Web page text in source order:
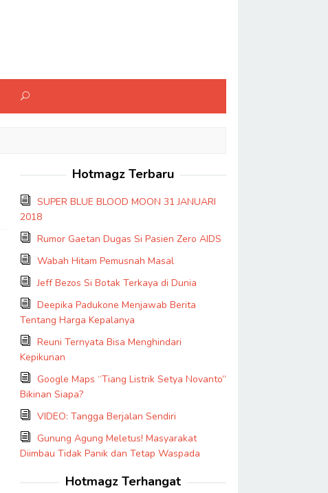
Hotmagz Terbaru
SUPER BLUE BLOOD MOON 31 JANUARI
2018
Rumor Gaetan Dugas Si Pasien Zero AIDS
Wabah Hitam Pemusnah Masal
Jeff Bezos Si Botak Terkaya di Dunia
Deepika Padukone Menjawab Berita
Tentang Harga Kepalanya
Reuni Ternyata Bisa Menghindari
Kepikunan
Google Maps “Tiang Listrik Setya Novanto”
Bikinan Siapa?
VIDEO: Tangga Berjalan Sendiri
Gunung Agung Meletus! Masyarakat
Diimbau Tidak Panik dan Tetap Waspada
Hotmagz Terhangat